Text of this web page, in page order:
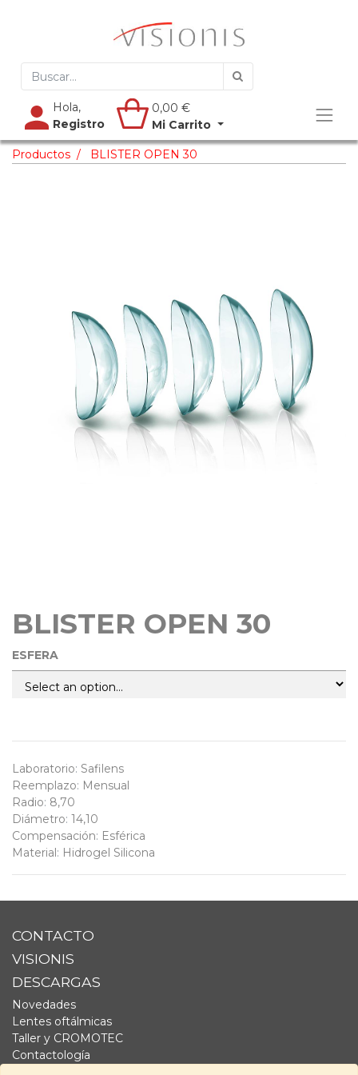
Hola,
Registro
0,00 €
Mi Carrito
Productos BLISTER OPEN 30
BLISTER OPEN 30
ESFERA
Laboratorio: Safilens
Reemplazo: Mensual
Radio: 8,70
Diámetro: 14,10
Compensación: Esférica
Material : Hidrogel Silicona
CONTACTO
VISIONIS
DESCARGAS
Novedades
Lentes oftálmicas
Taller y CROMOTEC
Contactología